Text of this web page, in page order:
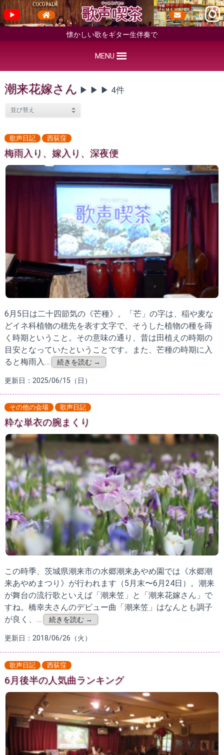
懐かしい歌をギター生伴奏で
MENU
潮来花嫁さん ▶︎ ▶︎ ▶︎ 4件
歌声日記 西荻窪
梅雨入り、嫁入り、深夜便
6月5日は二十四節気の《芒種》。「芒」の字は、稲や麦な
どイネ科植物の穂先を表す文字で、そうした植物の種を蒔
く時期ということ。その意味の通り、昔は田植えの時期の
目安となっていたということです。また、芒種の時期に入
ると梅雨入…
続きを読む →
更新日：2025/06/15（日）
その他の会場 歌声日記
粋な単衣の腕まくり
この時季、茨城県潮来市の水郷潮来あやめ園では《水郷潮
来あやめまつり》が行われます（5月末〜6月24日）。潮来
が舞台の流行歌といえば「潮来笠」と「潮来花嫁さん」で
すね。橋幸夫さんのデビュー曲「潮来笠」はなんとも調子
が良く、…
続きを読む →
更新日：2018/06/26（火）
歌声日記 西荻窪
6月後半の人気曲ランキング